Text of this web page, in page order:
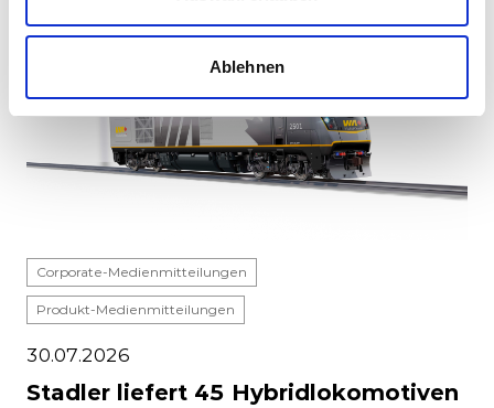
Ablehnen
Corporate-Medienmitteilungen
Produkt-Medienmitteilungen
30.07.2026
Stadler liefert 45 Hybridlokomotiven